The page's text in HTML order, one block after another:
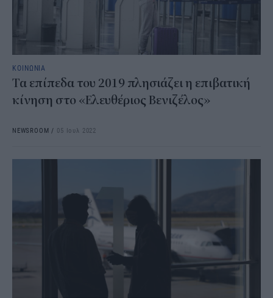
ΚΟΙΝΩΝΙΑ
Τα επίπεδα του 2019 πλησιάζει η επιβατική
κίνηση στο «Ελευθέριος Βενιζέλος»
NEWSROOM / 05 Ιουλ 2022